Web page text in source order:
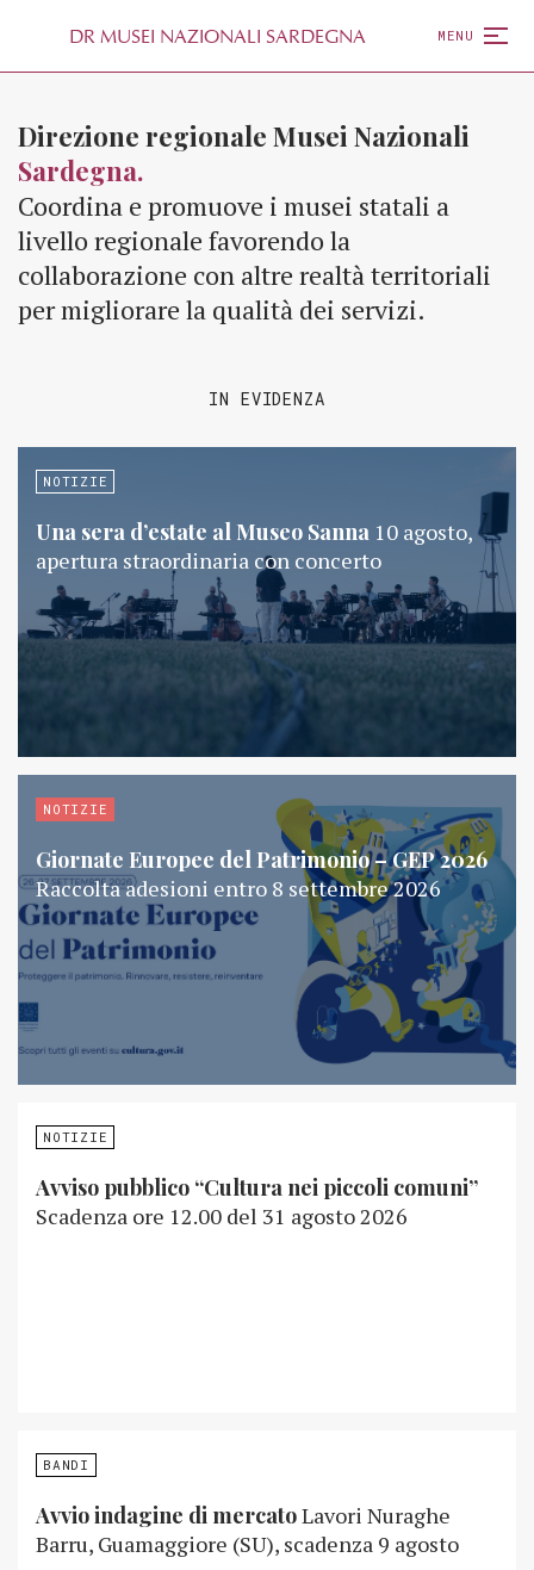
DR MUSEI NAZIONALI SARDEGNA MENU
Direzione regionale Musei Nazionali
Sardegna.
Coordina e promuove i musei statali a
livello regionale favorendo la
collaborazione con altre realtà territoriali
per migliorare la qualità dei servizi.
IN EVIDENZA
NOTIZIE
Una sera d’estate al Museo Sanna 10 agosto,
apertura straordinaria con concerto
NOTIZIE
Giornate Europee del Patrimonio – GEP 2026
Raccolta adesioni entro 8 settembre 2026
NOTIZIE
Avviso pubblico “Cultura nei piccoli comuni”
Scadenza ore 12.00 del 31 agosto 2026
BANDI
Avvio indagine di mercatoLavori Nuraghe
Barru, Guamaggiore (SU), scadenza 9 agosto